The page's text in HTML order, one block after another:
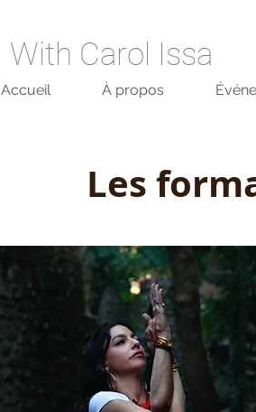
With Carol Issa
Accueil À propos
Les